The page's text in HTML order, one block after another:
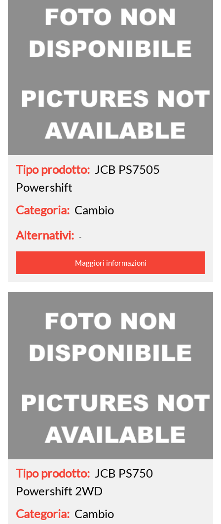
Tipo prodotto: JCB PS7505
Powershift
Categoria: Cambio
Alternativi: -
Maggiori informazioni
Tipo prodotto: JCB PS750
Powershift 2WD
Categoria: Cambio